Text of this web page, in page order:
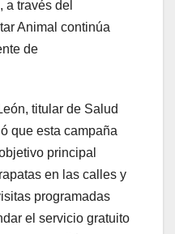
a través del
Animal continúa
de
titular de Salud
que esta campaña
principal
en las calles y
programadas
el servicio gratuito